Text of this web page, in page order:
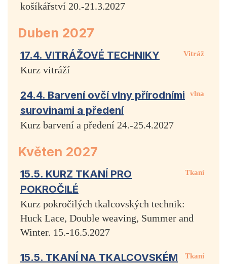
košíkářství 20.-21.3.2027
Duben 2027
Vitráž
17.4. VITRÁŽOVÉ TECHNIKY
Kurz vitráží
vlna
24.4. Barvení ovčí vlny přírodními
surovinami a předení
Kurz barvení a předení 24.-25.4.2027
Květen 2027
Tkaní
15.5. KURZ TKANÍ PRO
POKROČILÉ
Kurz pokročilých tkalcovských technik:
Huck Lace, Double weaving, Summer and
Winter. 15.-16.5.2027
Tkaní
15.5. TKANÍ NA TKALCOVSKÉM